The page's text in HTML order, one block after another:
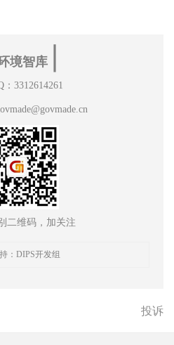
境智库
：3312614261
二维码，加关注
：DIPS开发组
投诉